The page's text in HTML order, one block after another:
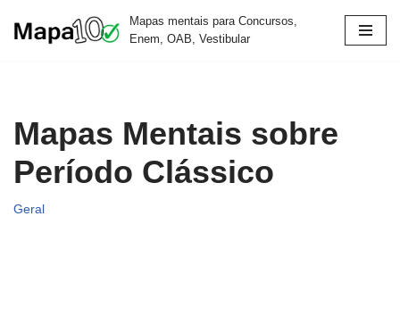
Mapas mentais para Concursos,
Enem, OAB, Vestibular
Mapas Mentais sobre
Período Clássico
Geral